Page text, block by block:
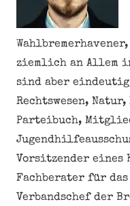
ziemlich an Allem
sind aber
Rechtswesen,
Parteibuch,
Vorsitzender
Fachberater für
Verbandschef der